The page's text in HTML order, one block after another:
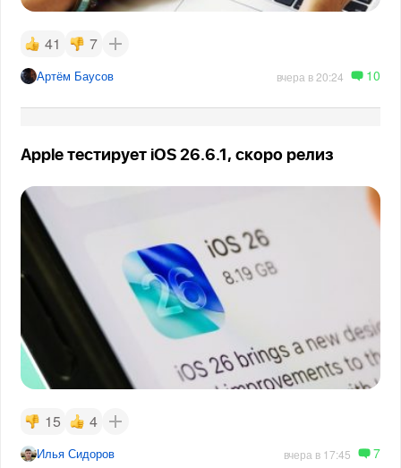
41 7
Артём Баусов вчера в 20:24 10
Apple тестирует iOS 26.6.1, скоро релиз
15 4
Илья Сидоров вчера в 17:45 7